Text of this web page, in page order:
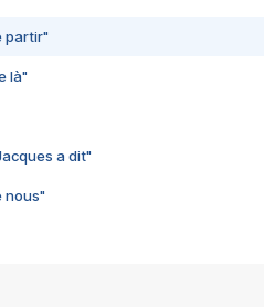
partir"
là"
a dit"
nous"